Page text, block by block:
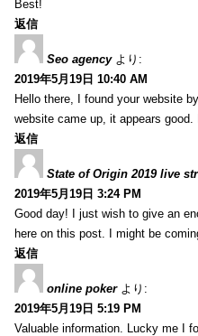
Best!
返信
Seo agency より:
2019年5月19日 10:40 AM
Hello there, I found your website
website came up, it appears
返信
State of Origin 2019 live
2019年5月19日 3:24 PM
Good day! I just wish to give an
here on this post. I might be
返信
online poker より:
2019年5月19日 5:19 PM
Valuable information. Lucky me I